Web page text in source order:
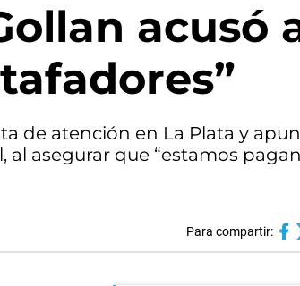
acusó
de atención en La Plata y
asegurar que “estamos
Para compartir: